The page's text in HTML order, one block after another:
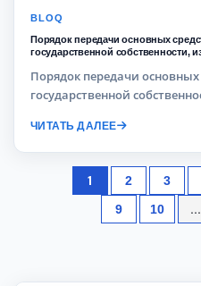
BLOQ
Порядок передачи основных
государственной собственности,
Порядок передачи
государственной
ЧИТАТЬ ДАЛЕЕ
1 2 3
9
10 ...